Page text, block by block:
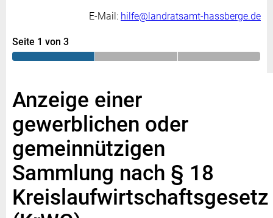
E-Mail: hilfe@landratsamt-hassberge.de
Seite 1 von 3
Anzeige einer
gewerblichen oder
gemeinnützigen
Sammlung nach § 18
Kreislaufwirtschaftsgesetz